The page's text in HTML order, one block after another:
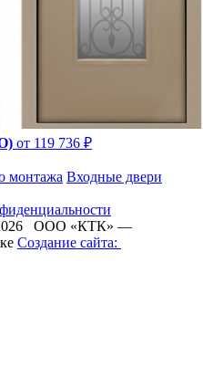
от 119 736 ₽
монтажа Входные двери
ООО «КТК» —
Создание сайта: